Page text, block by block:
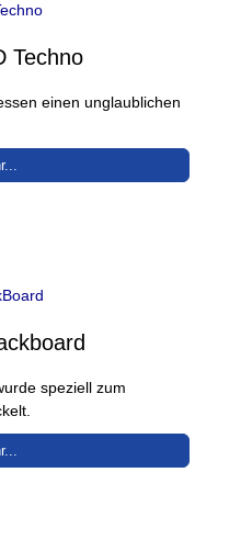
Techno
einen unglaublichen
speziell zum